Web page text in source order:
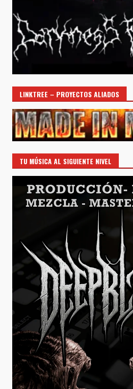
LINKTREE – PROYECTOS ALIADOS
TU MÚSICA AL SIGUIENTE NIVEL